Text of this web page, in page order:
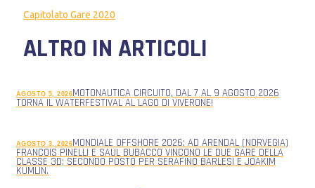
Capitolato Gare 2020
ALTRO IN ARTICOLI
AGOSTO 5, 2026MOTONAUTICA CIRCUITO, DAL 7 AL 9 AGOSTO 2026
TORNA IL WATERFESTIVAL AL LAGO DI VIVERONE!
AGOSTO 3, 2026MONDIALE OFFSHORE 2026: AD ARENDAL (NORVEGIA)
FRANCOIS PINELLI E SAUL BUBACCO VINCONO LE DUE GARE DELLA
CLASSE 3D; SECONDO POSTO PER SERAFINO BARLESI E JOAKIM
KUMLIN.